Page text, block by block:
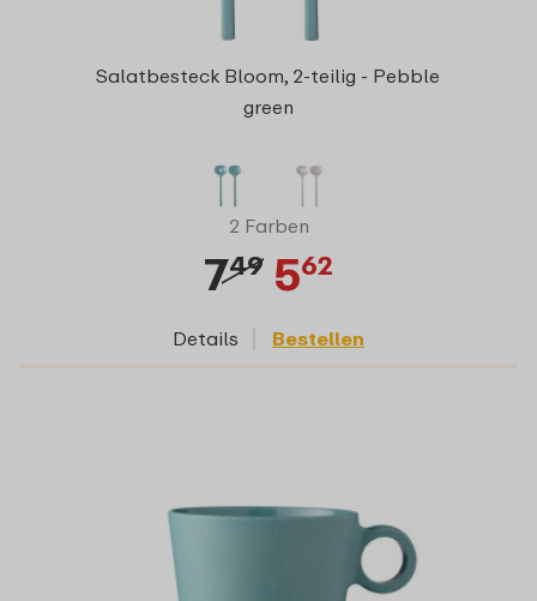
Salatbesteck Bloom, 2-teilig - Pebble
green
2 Farben
749 562
Details Bestellen